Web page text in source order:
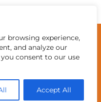
browsing experience,
and analyze our
consent to our use
Accept All
do Minho
UMinho
EEUM
English